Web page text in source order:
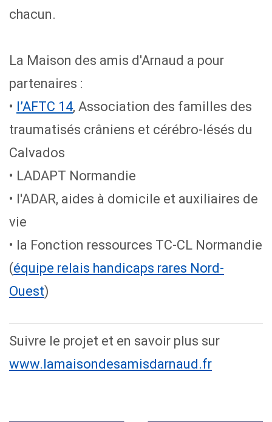
chacun.
La Maison des amis d'Arnaud a pour
partenaires :
• l’AFTC 14, Association des familles des
traumatisés crâniens et cérébro-lésés du
Calvados
• LADAPT Normandie
• l'ADAR, aides à domicile et auxiliaires de
vie
• la Fonction ressources TC-CL Normandie
(équipe relais handicaps rares Nord-
Ouest)
Suivre le projet et en savoir plus sur
www.lamaisondesamisdarnaud.fr